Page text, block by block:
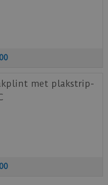
met plakstrip-